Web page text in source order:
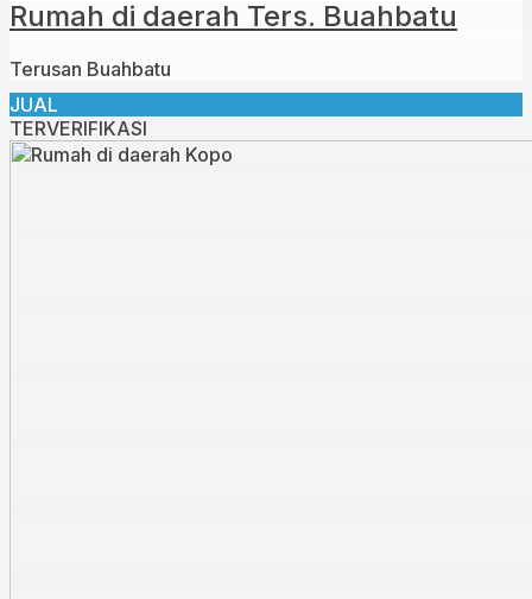
Rumah di daerah Ters. Buahbatu
Terusan Buahbatu
JUAL
TERVERIFIKASI